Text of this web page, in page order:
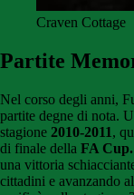
Craven Cottage
Partite
Nel corso degli anni,
partite degne di nota.
stagione 2010-2011,
di finale della FA Cup.
una vittoria
cittadini e avanzando